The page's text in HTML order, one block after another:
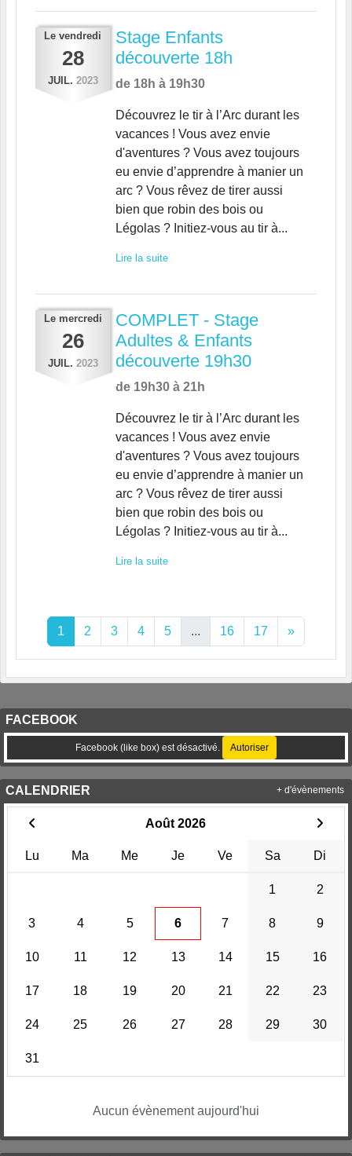
Le vendredi
28
JUIL. 2023
Stage Enfants
découverte 18h
de 18h à 19h30
Découvrez le tir à l’Arc durant les
vacances ! Vous avez envie
d'aventures ? Vous avez toujours
eu envie d’apprendre à manier un
arc ? Vous rêvez de tirer aussi
bien que robin des bois ou
Légolas ? Initiez-vous au tir à...
Lire la suite
Le mercredi
26
JUIL. 2023
COMPLET - Stage
Adultes & Enfants
découverte 19h30
de 19h30 à 21h
Découvrez le tir à l’Arc durant les
vacances ! Vous avez envie
d'aventures ? Vous avez toujours
eu envie d’apprendre à manier un
arc ? Vous rêvez de tirer aussi
bien que robin des bois ou
Légolas ? Initiez-vous au tir à...
Lire la suite
1 2 3 4 5 ... 16 17 »
FACEBOOK
Facebook (like box) est désactivé. Autoriser
CALENDRIER
Août 2026
Lu Ma Me Je Ve Sa Di
1 2
3 4 5 6 7 8 9
10 11 12 13 14 15 16
17 18 19 20 21 22 23
24 25 26 27 28 29 30
31
Aucun évènement aujourd'hui
+ d'évènements